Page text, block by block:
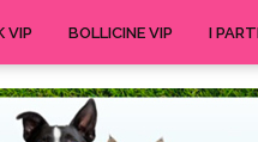
VIP BOLLICINE VIP I